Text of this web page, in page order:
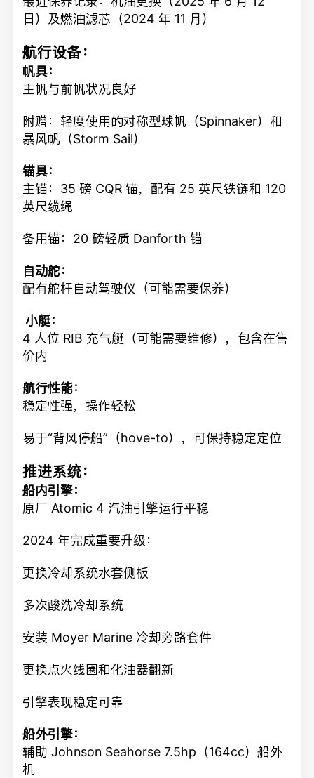
日）及燃油滤芯（2024 年 11 月）
航行设备：
帆具：
主帆与前帆状况良好
附赠：轻度使用的对称型球帆（Spinnaker）和
暴风帆（Storm Sail）
锚具：
主锚：35 磅 CQR 锚，配有 25 英尺铁链和 120
英尺缆绳
备用锚：20 磅轻质 Danforth 锚
自动舵：
配有舵杆自动驾驶仪（可能需要保养）
‍ 小艇：
4 人位 RIB 充气艇（可能需要维修），包含在售
价内
航行性能：
稳定性强，操作轻松
易于“背风停船”（hove-to），可保持稳定定位
推进系统：
船内引擎：
原厂 Atomic 4 汽油引擎运行平稳
2024 年完成重要升级：
更换冷却系统水套侧板
多次酸洗冷却系统
安装 Moyer Marine 冷却旁路套件
更换点火线圈和化油器翻新
引擎表现稳定可靠
船外引擎：
辅助 Johnson Seahorse 7.5hp（164cc）船外
机